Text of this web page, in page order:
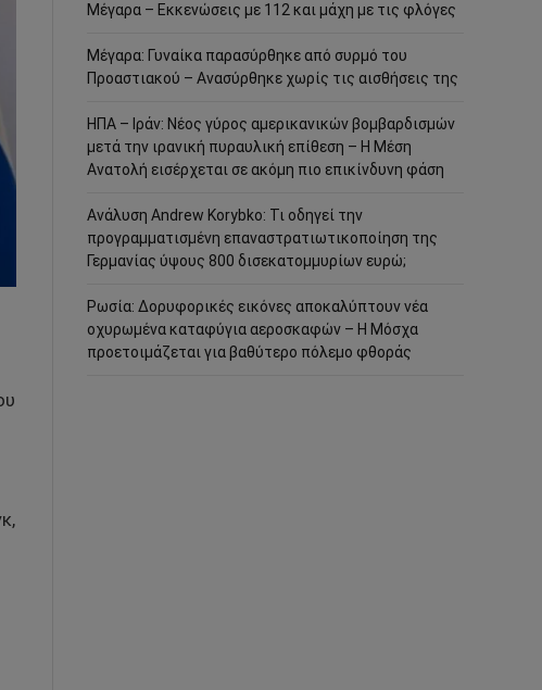
Μέγαρα – Εκκενώσεις με 112 και μάχη με τις φλόγες
Μέγαρα: Γυναίκα παρασύρθηκε από συρμό του
Προαστιακού – Ανασύρθηκε χωρίς τις αισθήσεις της
ΗΠΑ – Ιράν: Νέος γύρος αμερικανικών βομβαρδισμών
μετά την ιρανική πυραυλική επίθεση – Η Μέση
Ανατολή εισέρχεται σε ακόμη πιο επικίνδυνη φάση
Ανάλυση Andrew Korybko: Τι οδηγεί την
προγραμματισμένη επαναστρατιωτικοποίηση της
Γερμανίας ύψους 800 δισεκατομμυρίων ευρώ;
Ρωσία: Δορυφορικές εικόνες αποκαλύπτουν νέα
οχυρωμένα καταφύγια αεροσκαφών – Η Μόσχα
προετοιμάζεται για βαθύτερο πόλεμο φθοράς